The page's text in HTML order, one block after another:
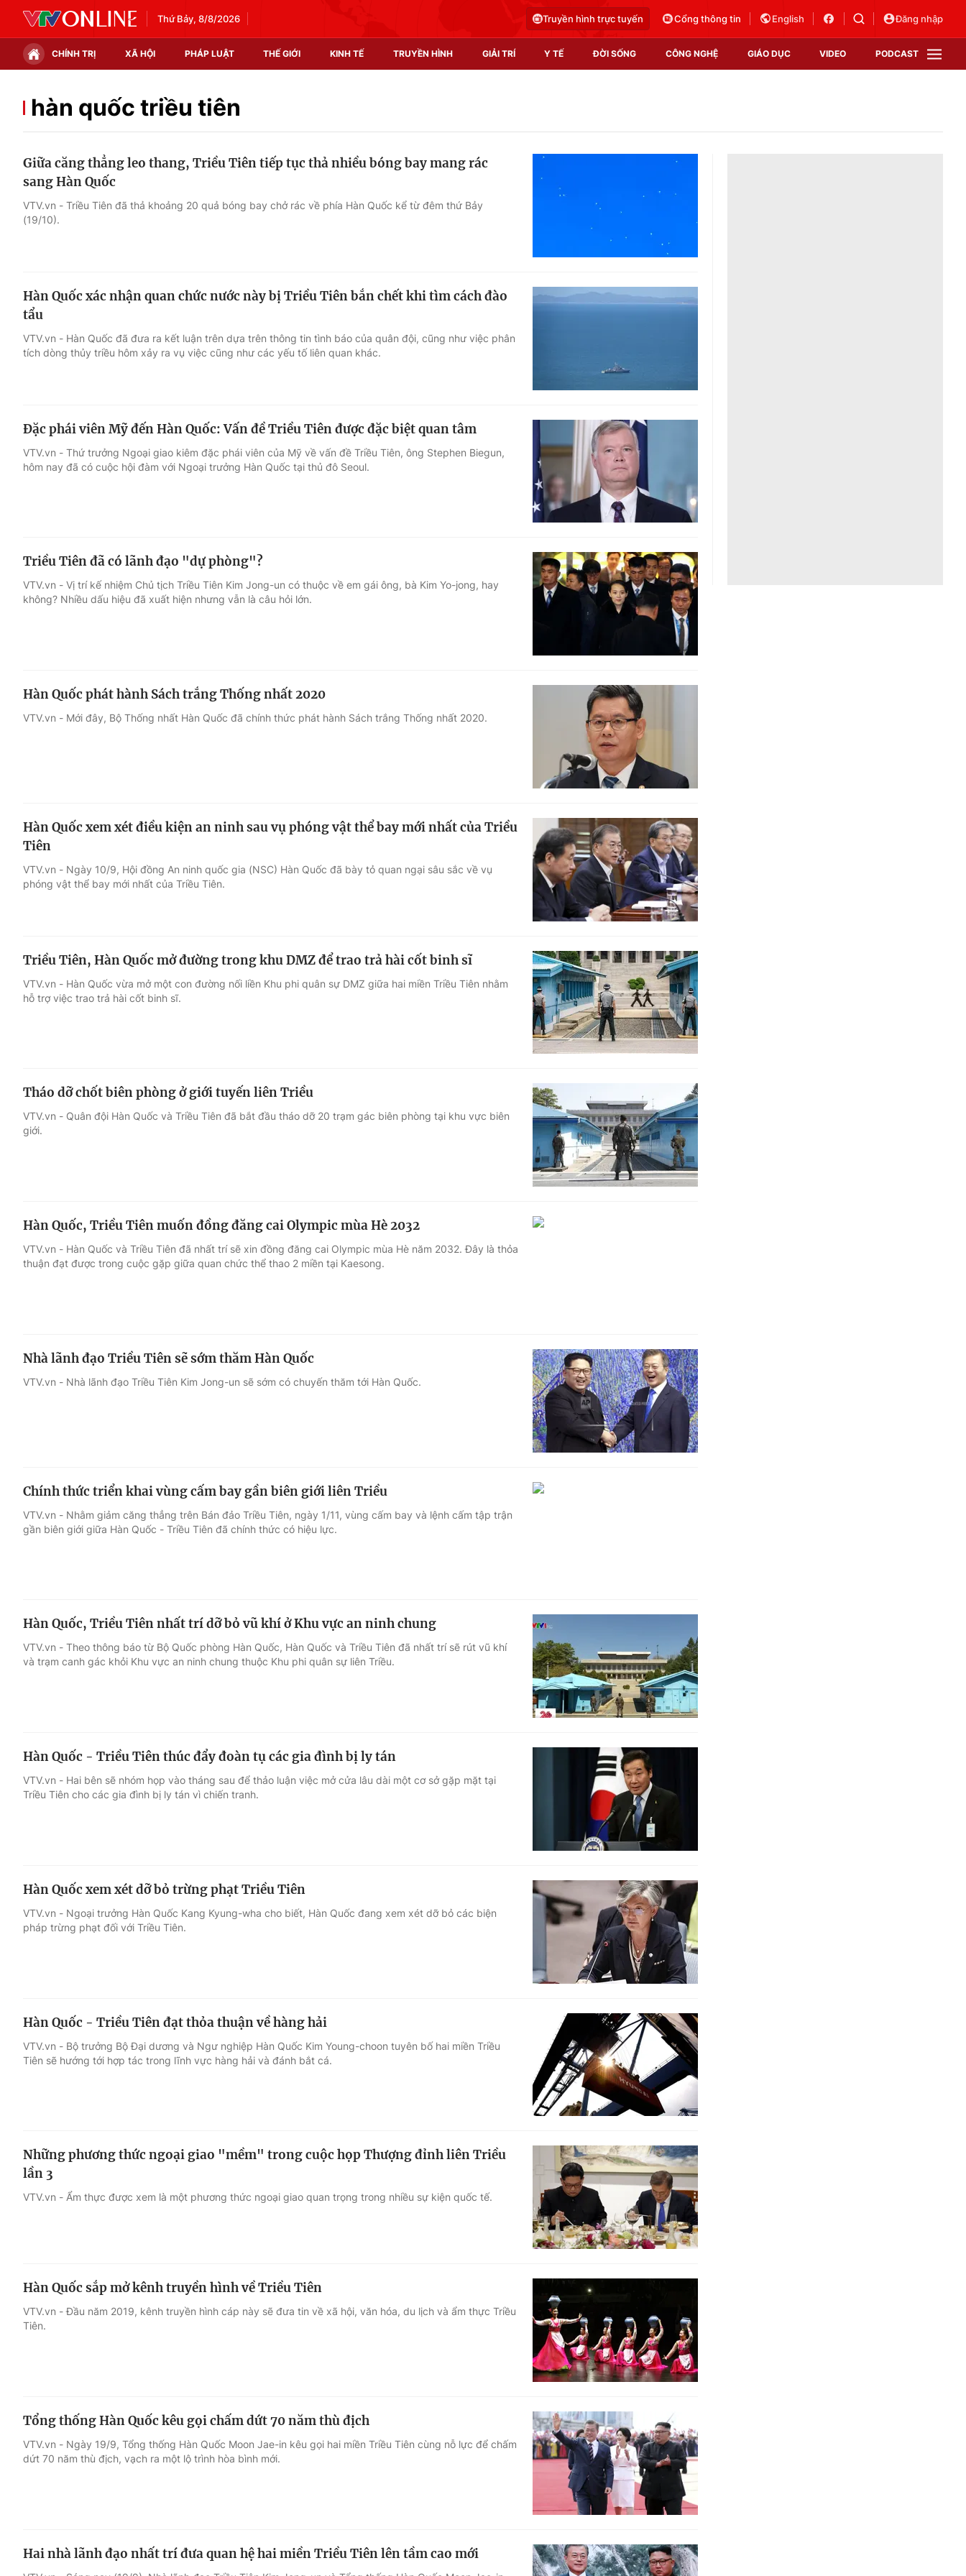
Thứ Bảy, 8/8/2026 Truyền hình trực tuyến Cổng thông tin English Đăng nhập
CHÍNH TRỊ XÃ HỘI PHÁP LUẬT THẾ GIỚI KINH TẾ TRUYỀN HÌNH GIẢI TRÍ Y TẾ ĐỜI SỐNG CÔNG NGHỆ GIÁO DỤC VIDEO PODCAST
Chính trị Xã hội
Tin tức
Thế giới đó đây
Thị trường
Hậu trường
Giải sao mai
Shorts video
Podcast
EMagazine
Photo
Điện ảnh
Âm nhạc
Sao
Du lịch
Làm đẹp
Chất lượng cuộc sống
Tuyển sinh
Học trực tuyến
Công nghệ
Hitech Công nghệ tương lai
Sản phẩm
Thị trường
Tư vấn
VTV Sức khoẻ
hàn quốc triều tiên
Giữa căng thẳng leo thang, Triều Tiên tiếp tục thả nhiều bóng bay mang rác
sang Hàn Quốc
VTV.vn - Triều Tiên đã thả khoảng 20 quả bóng bay chở rác về phía Hàn Quốc kể từ đêm thứ Bảy
(19/10).
Hàn Quốc xác nhận quan chức nước này bị Triều Tiên bắn chết khi tìm cách đào
tẩu
VTV.vn - Hàn Quốc đã đưa ra kết luận trên dựa trên thông tin tình báo của quân đội, cũng như việc phân
tích dòng thủy triều hôm xảy ra vụ việc cũng như các yếu tố liên quan khác.
Đặc phái viên Mỹ đến Hàn Quốc: Vấn đề Triều Tiên được đặc biệt quan tâm
VTV.vn - Thứ trưởng Ngoại giao kiêm đặc phái viên của Mỹ về vấn đề Triều Tiên, ông Stephen Biegun,
hôm nay đã có cuộc hội đàm với Ngoại trưởng Hàn Quốc tại thủ đô Seoul.
Triều Tiên đã có lãnh đạo "dự phòng"?
VTV.vn - Vị trí kế nhiệm Chủ tịch Triều Tiên Kim Jong-un có thuộc về em gái ông, bà Kim Yo-jong, hay
không? Nhiều dấu hiệu đã xuất hiện nhưng vẫn là câu hỏi lớn.
Hàn Quốc phát hành Sách trắng Thống nhất 2020
VTV.vn - Mới đây, Bộ Thống nhất Hàn Quốc đã chính thức phát hành Sách trắng Thống nhất 2020.
Hàn Quốc xem xét điều kiện an ninh sau vụ phóng vật thể bay mới nhất của Triều
Tiên
VTV.vn - Ngày 10/9, Hội đồng An ninh quốc gia (NSC) Hàn Quốc đã bày tỏ quan ngại sâu sắc về vụ
phóng vật thể bay mới nhất của Triều Tiên.
Triều Tiên, Hàn Quốc mở đường trong khu DMZ để trao trả hài cốt binh sĩ
VTV.vn - Hàn Quốc vừa mở một con đường nối liền Khu phi quân sự DMZ giữa hai miền Triều Tiên nhằm
hỗ trợ việc trao trả hài cốt binh sĩ.
Tháo dỡ chốt biên phòng ở giới tuyến liên Triều
VTV.vn - Quân đội Hàn Quốc và Triều Tiên đã bắt đầu tháo dỡ 20 trạm gác biên phòng tại khu vực biên
giới.
Hàn Quốc, Triều Tiên muốn đồng đăng cai Olympic mùa Hè 2032
VTV.vn - Hàn Quốc và Triều Tiên đã nhất trí sẽ xin đồng đăng cai Olympic mùa Hè năm 2032. Đây là thỏa
thuận đạt được trong cuộc gặp giữa quan chức thể thao 2 miền tại Kaesong.
Nhà lãnh đạo Triều Tiên sẽ sớm thăm Hàn Quốc
VTV.vn - Nhà lãnh đạo Triều Tiên Kim Jong-un sẽ sớm có chuyến thăm tới Hàn Quốc.
Chính thức triển khai vùng cấm bay gần biên giới liên Triều
VTV.vn - Nhằm giảm căng thẳng trên Bán đảo Triều Tiên, ngày 1/11, vùng cấm bay và lệnh cấm tập trận
gần biên giới giữa Hàn Quốc - Triều Tiên đã chính thức có hiệu lực.
Hàn Quốc, Triều Tiên nhất trí dỡ bỏ vũ khí ở Khu vực an ninh chung
VTV.vn - Theo thông báo từ Bộ Quốc phòng Hàn Quốc, Hàn Quốc và Triều Tiên đã nhất trí sẽ rút vũ khí
và trạm canh gác khỏi Khu vực an ninh chung thuộc Khu phi quân sự liên Triều.
Hàn Quốc - Triều Tiên thúc đẩy đoàn tụ các gia đình bị ly tán
VTV.vn - Hai bên sẽ nhóm họp vào tháng sau để thảo luận việc mở cửa lâu dài một cơ sở gặp mặt tại
Triều Tiên cho các gia đình bị ly tán vì chiến tranh.
Hàn Quốc xem xét dỡ bỏ trừng phạt Triều Tiên
VTV.vn - Ngoại trưởng Hàn Quốc Kang Kyung-wha cho biết, Hàn Quốc đang xem xét dỡ bỏ các biện
pháp trừng phạt đối với Triều Tiên.
Hàn Quốc - Triều Tiên đạt thỏa thuận về hàng hải
VTV.vn - Bộ trưởng Bộ Đại dương và Ngư nghiệp Hàn Quốc Kim Young-choon tuyên bố hai miền Triều
Tiên sẽ hướng tới hợp tác trong lĩnh vực hàng hải và đánh bắt cá.
Những phương thức ngoại giao "mềm" trong cuộc họp Thượng đỉnh liên Triều
lần 3
VTV.vn - Ẩm thực được xem là một phương thức ngoại giao quan trọng trong nhiều sự kiện quốc tế.
Hàn Quốc sắp mở kênh truyền hình về Triều Tiên
VTV.vn - Đầu năm 2019, kênh truyền hình cáp này sẽ đưa tin về xã hội, văn hóa, du lịch và ẩm thực Triều
Tiên.
Tổng thống Hàn Quốc kêu gọi chấm dứt 70 năm thù địch
VTV.vn - Ngày 19/9, Tổng thống Hàn Quốc Moon Jae-in kêu gọi hai miền Triều Tiên cùng nỗ lực để chấm
dứt 70 năm thù địch, vạch ra một lộ trình hòa bình mới.
Hai nhà lãnh đạo nhất trí đưa quan hệ hai miền Triều Tiên lên tầm cao mới